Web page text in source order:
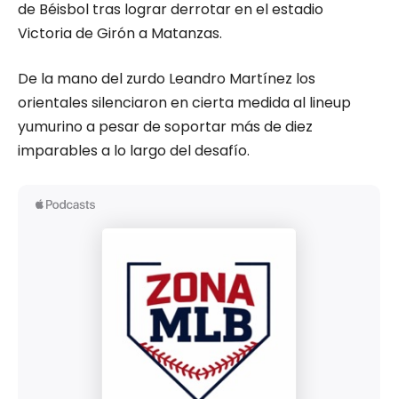
de Béisbol tras lograr derrotar en el estadio
Victoria de Girón a Matanzas.
De la mano del zurdo Leandro Martínez los
orientales silenciaron en cierta medida al lineup
yumurino a pesar de soportar más de diez
imparables a lo largo del desafío.